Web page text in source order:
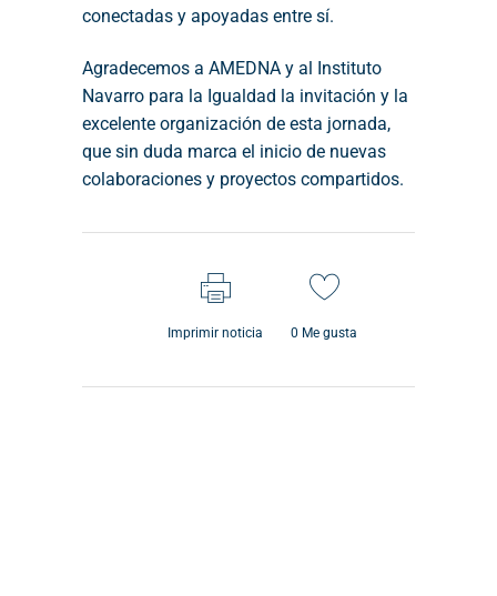
conectadas y apoyadas entre sí.
Agradecemos a AMEDNA y al Instituto
Navarro para la Igualdad la invitación y la
excelente organización de esta jornada,
que sin duda marca el inicio de nuevas
colaboraciones y proyectos compartidos.
Imprimir noticia 0 Me gusta